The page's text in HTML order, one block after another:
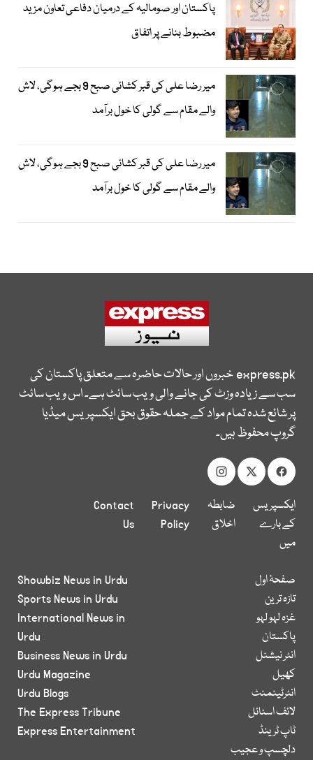
پاکستان اور صومالیہ کے درمیان دفاعی تعاون مزید
مضبوط بنانے پر اتفاق
میر رضا علی کی قبر کشائی صبح 9 بجے ہوگی، لاش
والے مقام سے گولی کا خول برآمد
میر رضا علی کی قبر کشائی صبح 9 بجے ہوگی، لاش
والے مقام سے گولی کا خول برآمد
express.pkخبروں اور حالات حاضرہ سے متعلق پاکستان کی
سب سے زیادہ وزٹ کی جانے والی ویب سائٹ ہے۔ اس ویب سائٹ
پر شائع شدہ تمام مواد کے جملہ حقوق بحق ایکسپریس میڈیا
گروپ محفوظ ہیں۔
ایکسپریس
کے بارے
میں
ضابطہ
اخلاق
Privacy
Policy
Contact
Us
صفحۂ اول
تازہ ترین
غزہ لہو لہو
پاکستان
انٹر نیشنل
کھیل
انٹرٹینمنٹ
لائف اسٹائل
ٹاپ ٹرینڈ
دلچسپ و عجیب
Showbiz News in Urdu
Sports News in Urdu
International News in
Urdu
Business News in Urdu
Urdu Magazine
Urdu Blogs
The Express Tribune
Express Entertainment